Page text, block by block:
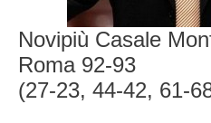
Novipiù Casale
Roma 92-93
(27-23, 44-42, 61-